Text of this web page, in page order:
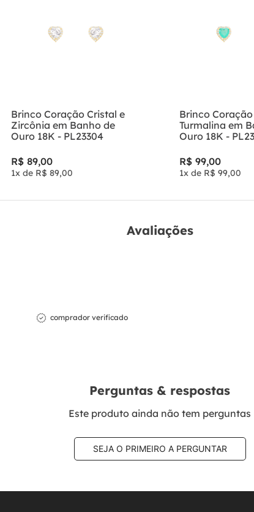
Brinco Coração Cristal e
Zircônia em Banho de
Ouro 18K - PL23304
R$ 89,00
1x de R$ 89,00
Brinco
Turmalina em
Ouro 18K -
R$ 99,00
1x de R$ 99,00
Avaliações
comprador verificado
Perguntas & respostas
Este produto ainda não tem perguntas
SEJA O PRIMEIRO A PERGUNTAR